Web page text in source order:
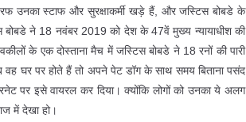
उनका स्टाफ और सुरक्षाकर्मी खड़े हैं, और जस्टिस बोबडे के
बोबडे ने 18 नवंबर 2019 को देश के 47वें मुख्य न्यायाधीश की
के एक दोस्ताना मैच में जस्टिस बोबडे ने 18 रनों की पारी
घर पर होते हैं तो अपने पेट डॉग के साथ समय बिताना पसंद
पर इसे वायरल कर दिया। क्योंकि लोगों को उनका ये अलग
में देखा हो।